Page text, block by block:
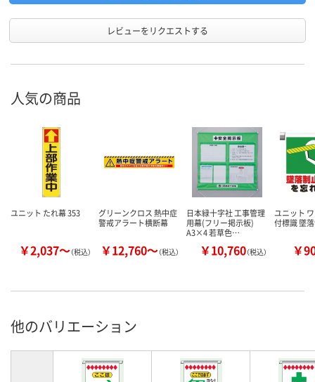
レビューをリクエストする
人気の商品
ユニット たれ幕 353
￥2,037～（税込）
グリーンクロス 熱中症
警戒アラート横断幕
￥12,760～（税込）
日本緑十字社 工事管理
用幕(フリー掲示板)
A3×4 若草色…
￥10,760（税込）
ユニット
付標識 墜
￥
他のバリエーション